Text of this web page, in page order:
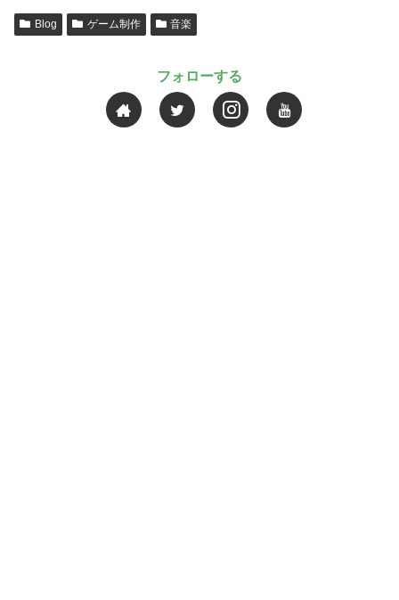
Blog ゲーム制作 音楽
フォローする